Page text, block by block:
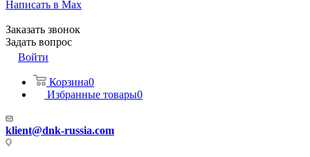
Написать в Max
Заказать звонок
Задать вопрос
Войти
Корзина0
Избранные товары0
klient@dnk-russia.com